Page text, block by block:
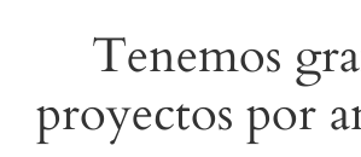
Tenemos
proyectos por